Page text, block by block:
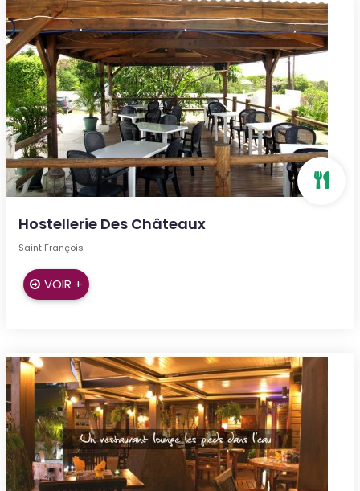
Hostellerie Des Châteaux
Saint François
VOIR +